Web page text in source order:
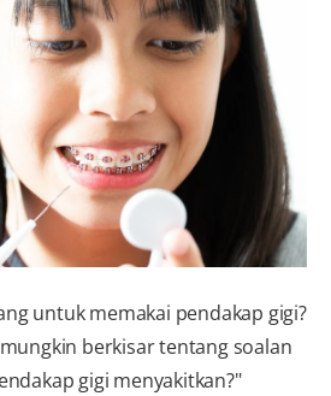
MY (MS)
untuk memakai pendakap gigi?
berkisar tentang soalan
gigi menyakitkan?"